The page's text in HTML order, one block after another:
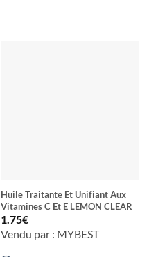
Huile Traitante Et Unifiant Aux
Vitamines C Et E LEMON CLEAR
1.75€
Vendu par : MYBEST